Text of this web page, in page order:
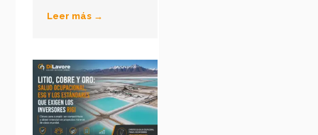
Leer más →